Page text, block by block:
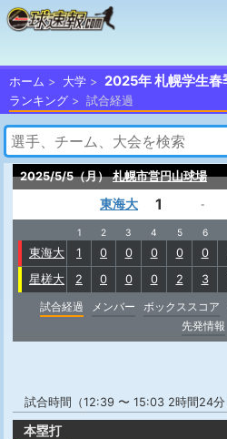
ホーム 大学 2025年 札幌学生
ランキング
試合経過
2025/5/5（月） 札幌市営円山球場
東海大 1 -
1 2 3 4 5 6
東海大 1 0 0 0 0 0
星槎大
2 0 0 0 2 3
試合経過
メンバー ボックススコア
先発情報
試合時間（12:39 〜 15:03 2時間24分
本塁打